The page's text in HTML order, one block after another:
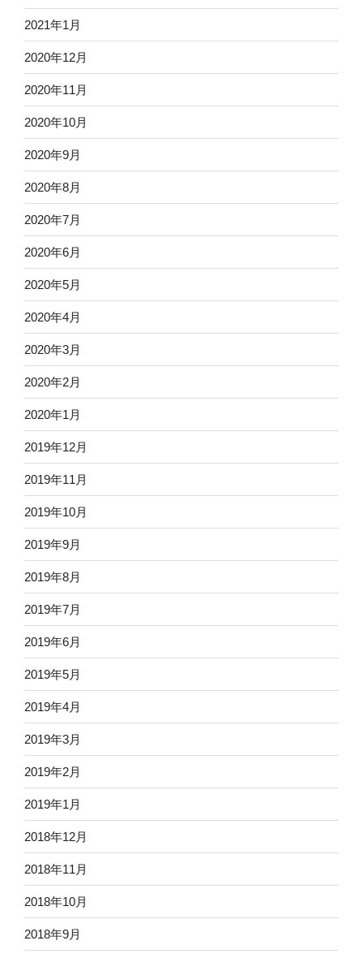
2021年1月
2020年12月
2020年11月
2020年10月
2020年9月
2020年8月
2020年7月
2020年6月
2020年5月
2020年4月
2020年3月
2020年2月
2020年1月
2019年12月
2019年11月
2019年10月
2019年9月
2019年8月
2019年7月
2019年6月
2019年5月
2019年4月
2019年3月
2019年2月
2019年1月
2018年12月
2018年11月
2018年10月
2018年9月